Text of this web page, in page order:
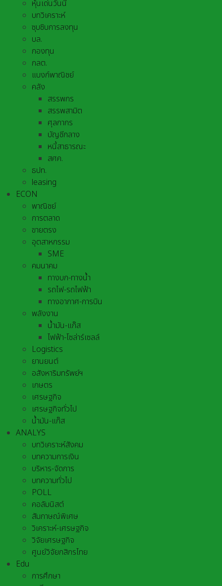
หุ้นเด่นวันนี้
บทวิเคราะห์
ซุบซิบการลงทุน
บล.
กองทุน
กลต.
แบงก์พาณิชย์
คลัง
สรรพกร
สรรพสามิต
ศุลกากร
บัญชีกลาง
หนี้สาธารณะ
สศค.
ธปท.
leasing
ECON
พาณิชย์
การตลาด
ขายตรง
อุตสาหกรรม
SME
คมนาคม
ทางบก-ทางน้ำ
รถไฟ-รถไฟฟ้า
ทางอากาศ-การบิน
พลังงาน
น้ำมัน-แก๊ส
ไฟฟ้า-โซล่าร์เซลล์
Logistics
ยานยนต์
อสังหาริมทรัพย์ฯ
เกษตร
เศรษฐกิจ
เศรษฐกิจทั่วไป
น้ำมัน-แก๊ส
ANALYS
บทวิเคราะห์สังคม
บทความการเงิน
บริหาร-จัดการ
บทความทั่วไป
POLL
คอลัมนิสต์
สัมภาษณ์พิเศษ
วิเคราะห์-เศรษฐกิจ
วิจัยเศรษฐกิจ
ศูนย์วิจัยกสิกรไทย
Edu
การศึกษา